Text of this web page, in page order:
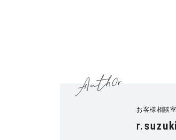
お客様相談室
r.suzuki